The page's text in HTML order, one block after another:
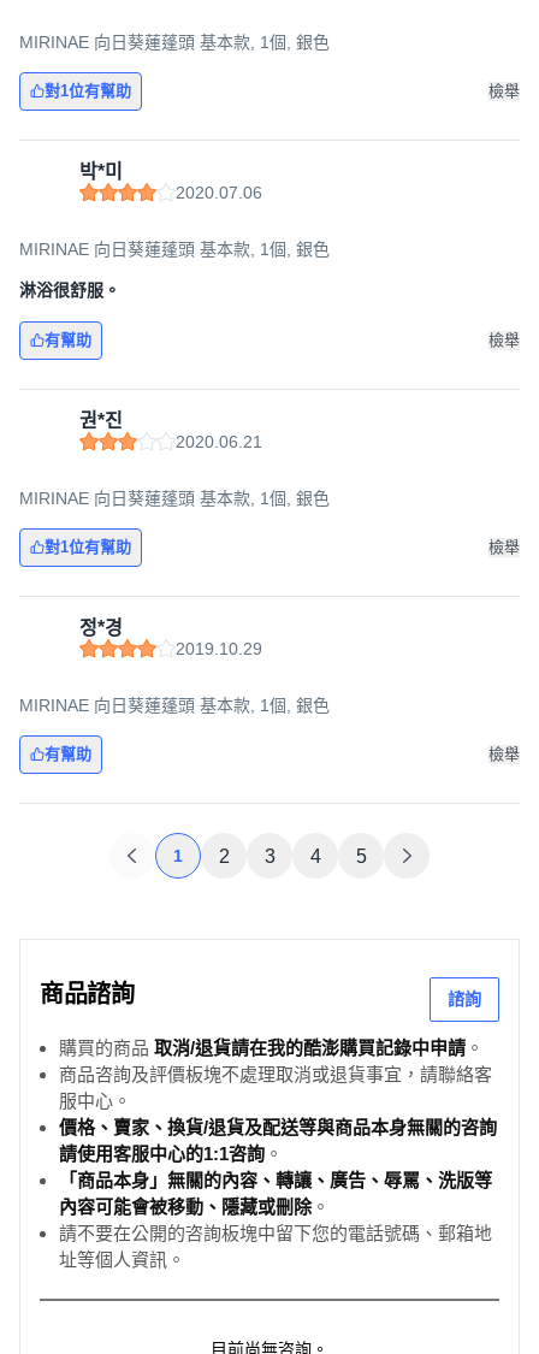
MIRINAE 向日葵蓮蓬頭 基本款, 1個, 銀色
對1位有幫助 檢舉
박*미
2020.07.06
MIRINAE 向日葵蓮蓬頭 基本款, 1個, 銀色
淋浴很舒服。
有幫助 檢舉
권*진
2020.06.21
MIRINAE 向日葵蓮蓬頭 基本款, 1個, 銀色
對1位有幫助 檢舉
정*경
2019.10.29
MIRINAE 向日葵蓮蓬頭 基本款, 1個, 銀色
有幫助 檢舉
1 2 3 4 5
商品諮詢 諮詢
購買的商品 取消/退貨請在我的酷澎購買記錄中申請 。
商品咨詢及評價板塊不處理取消或退貨事宜，請聯絡客
服中心。
價格、賣家、換貨/退貨及配送等與商品本身無關的咨詢
請使用客服中心的1:1咨詢 。
「商品本身」無關的內容、轉讓、廣告、辱罵、洗版等
內容可能會被移動、隱藏或刪除。
請不要在公開的咨詢板塊中留下您的電話號碼、郵箱地
址等個人資訊。
目前尚無咨詢。